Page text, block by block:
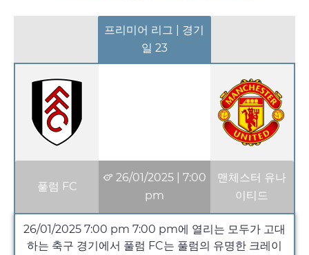
프리미어 리그 | 경기
일 23
풀럼 FC
26/01/2025| 7:00
pm
맨체스터 유나
이티드
26/01/2025 7:00 pm 7:00 pm에 열리는 모두가 고대
하는 축구 경기에서 풀럼 FC는 풀럼의 유명한 크레이